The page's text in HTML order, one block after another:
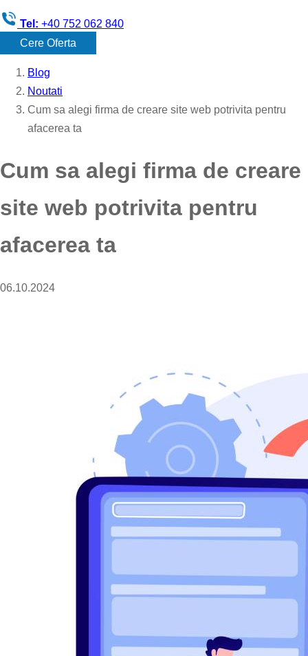
Tel: +40 752 062 840
Cere Oferta
Blog
Noutati
Cum sa alegi firma de creare site web potrivita pentru
afacerea ta
Cum sa alegi firma de creare
site web potrivita pentru
afacerea ta
06.10.2024